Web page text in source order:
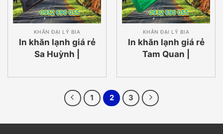
KHĂN ĐẠI LÝ BIA
In khăn lạnh giá rẻ
Sa Huỳnh |
KHĂN ĐẠI LÝ BIA
In khăn lạnh giá rẻ
Tam Quan |
1 2 3